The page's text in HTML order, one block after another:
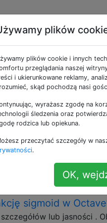
jako
danych
atrybutów liczbowych i
CategoricalAttrValue1,
implementacji
2012-07-14/a-
Więc moje pytanie:
categorical-data
sigmoid w
lub jasności .
plików
plików cookie i innych
przeglądania naszej
i ukierunkowane reklamy,
skąd pochodzą nasi
wyrażasz zgodę na
śledzenia oraz
rodzica lub opiekuna.
przeczytać szczegóły w
.
OK,